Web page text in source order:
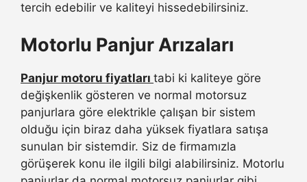
tercih edebilir ve kaliteyi hissedebilirsiniz.
Motorlu Panjur Arızaları
Panjur motoru fiyatları tabi ki kaliteye göre
değişkenlik gösteren ve normal motorsuz
panjurlara göre elektrikle çalışan bir sistem
olduğu için biraz daha yüksek fiyatlara satışa
sunulan bir sistemdir. Siz de firmamızla
görüşerek konu ile ilgili bilgi alabilirsiniz. Motorlu